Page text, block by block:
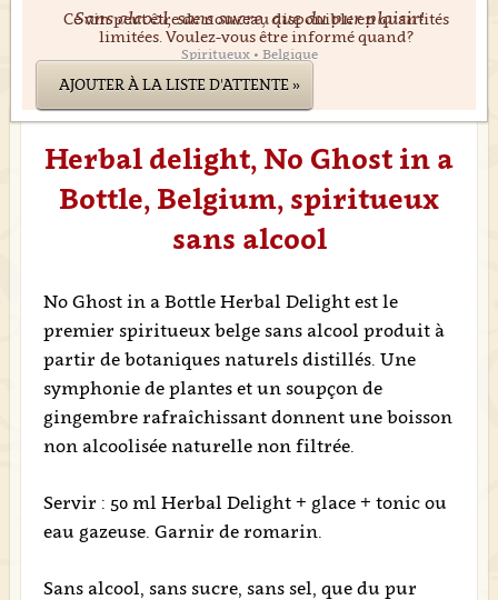
Sans alcool, sans sucre, que du pur plaisir!
Spiritueux • Belgique
Ce vin peut être de nouveau disponible en quantités
limitées. Voulez-vous être informé quand?
AJOUTER À LA LISTE D'ATTENTE »
Herbal delight, No Ghost in a
Bottle, Belgium, spiritueux
sans alcool
No Ghost in a Bottle Herbal Delight est le
premier spiritueux belge sans alcool produit à
partir de botaniques naturels distillés. Une
symphonie de plantes et un soupçon de
gingembre rafraîchissant donnent une boisson
non alcoolisée naturelle non filtrée.
Servir : 50 ml Herbal Delight + glace + tonic ou
eau gazeuse. Garnir de romarin.
Sans alcool, sans sucre, sans sel, que du pur